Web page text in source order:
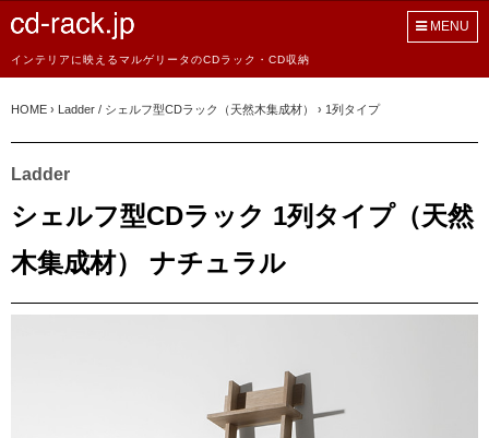
インテリアに映えるマルゲリータのCDラック・CD収納
MENU
HOME › Ladder / シェルフ型CDラック（天然木集成材） › 1列タイプ
Ladder
シェルフ型CDラック 1列タイプ（天然
木集成材） ナチュラル